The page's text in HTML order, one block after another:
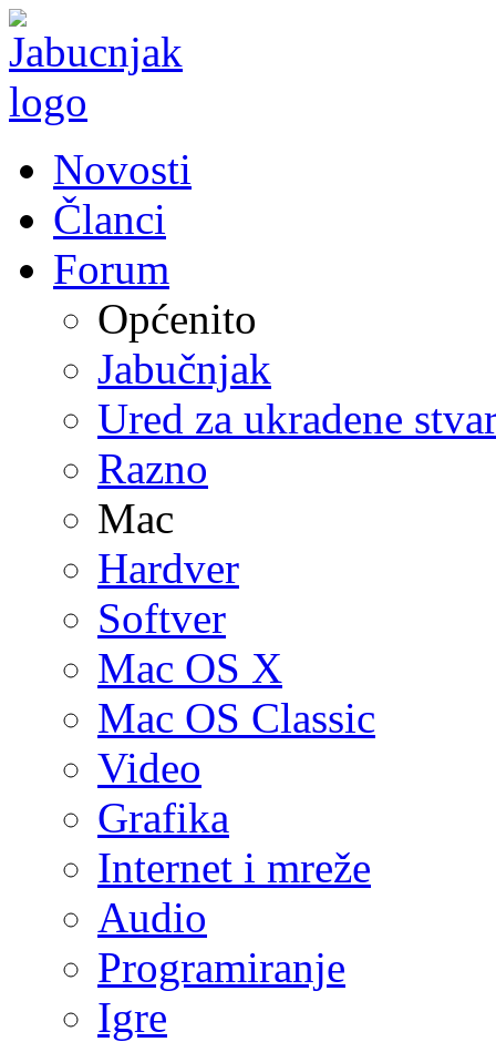
Novosti
Članci
Forum
Općenito
Jabučnjak
Ured za ukradene
Razno
Mac
Hardver
Softver
Mac OS X
Mac OS Classic
Video
Grafika
Internet i mreže
Audio
Programiranje
Igre